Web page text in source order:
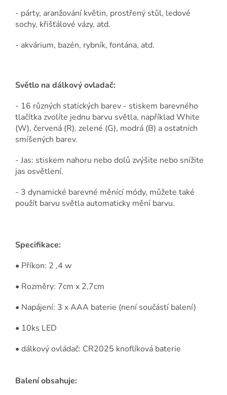
- párty, aranžování květin, prostřený stůl, ledové
sochy, křišťálové vázy, atd.
- akvárium, bazén, rybník, fontána, atd.
Světlo na dálkový ovladač:
- 16 různých statických barev - stiskem barevného
tlačítka zvolíte jednu barvu světla, například White
(W), červená (R), zelené (G), modrá (B) a ostatních
smíšených barev.
- Jas: stiskem nahoru nebo dolů zvýšite nebo snížite
jas osvětlení.
- 3 dynamické barevné měnící módy, můžete také
použít barvu světla automaticky mění barvu.
Specifikace:
• Příkon: 2 ,4 w
• Rozměry: 7cm x 2,7cm
• Napájení: 3 x AAA baterie (není součástí balení)
• 10ks LED
• dálkový ovládač: CR2025 knoflíková baterie
Balení obsahuje: